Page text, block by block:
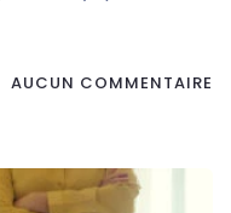
AUCUN COMMENTAIRE